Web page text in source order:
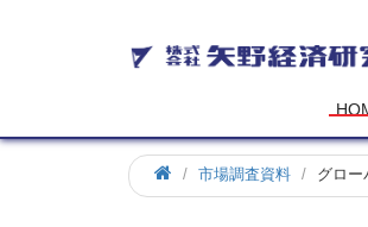
矢
野
研
究
所
市場調査資料 グロー